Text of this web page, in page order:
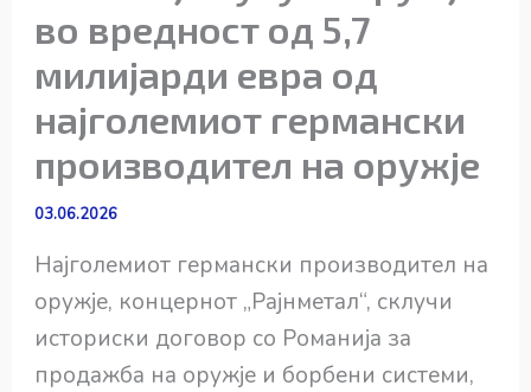
во вредност од 5,7
милијарди евра од
најголемиот германски
производител на оружје
03.06.2026
Најголемиот германски производител на
оружје, концернот „Рајнметал“, склучи
историски договор со Романија за
продажба на оружје и борбени системи,